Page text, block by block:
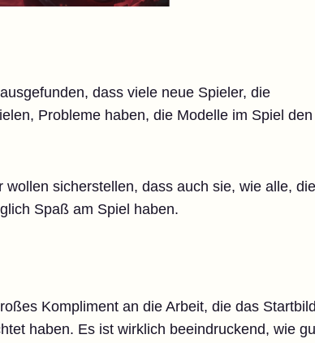
dass viele neue Spieler, die
Probleme haben, die Modelle im Spiel den
sicherstellen, dass auch sie, wie alle,
Spaß am Spiel haben.
Kompliment an die Arbeit, die das
haben. Es ist wirklich beeindruckend, wie